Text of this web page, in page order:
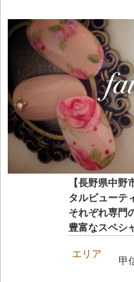
【長野県中
タルビューテ
それぞれ専門
豊富なスペシ
エリア
甲